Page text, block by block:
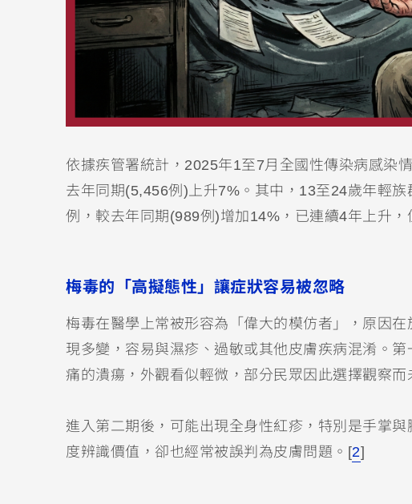
依據疾管署統計，2025年1至7月全國性傳染病感染
去年同期(5,456例)上升7%。其中，13至24歲年輕
例，較去年同期(989例)增加14%，已連續4年上升，
梅毒的「高擬態性」讓症狀容易被忽略
梅毒在醫學上常被形容為「偉大的模仿者」，原因
現多變，容易與濕疹、過敏或其他皮膚疾病混淆。
痛的潰瘍，外觀看似輕微，部分民眾因此選擇觀察而
進入第二期後，可能出現全身性紅疹，特別是手掌
度辨識價值，卻也經常被誤判為皮膚問題。[2]